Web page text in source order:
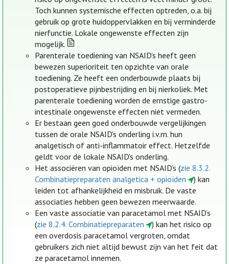
Toch kunnen systemische effecten optreden, o.a. bij
gebruik op grote huidoppervlakken en bij verminderde
nierfunctie. Lokale ongewenste effecten zijn
mogelijk.
Parenterale toediening van NSAID’s heeft geen
bewezen superioriteit ten opzichte van orale
toediening. Ze heeft een onderbouwde plaats bij
postoperatieve pijnbestrijding en bij nierkoliek. Met
parenterale toediening worden de ernstige gastro-
intestinale ongewenste effecten niet vermeden.
Er bestaan geen goed onderbouwde vergelijkingen
tussen de orale NSAID's onderling i.v.m. hun
analgetisch of anti-inflammatoir effect. Hetzelfde
geldt voor de lokale NSAID's onderling.
Het associëren van opioïden met NSAID’s (zie 8.3.2.
Combinatiepreparaten analgetica + opioïden
) kan
leiden tot afhankelijkheid en misbruik. De vaste
associaties hebben geen bewezen meerwaarde.
Een vaste associatie van paracetamol met NSAID’s
(zie 8.2.4. Combinatiepreparaten
) kan het risico op
een overdosis paracetamol vergroten, omdat
gebruikers zich niet altijd bewust zijn van het feit dat
ze paracetamol innemen.